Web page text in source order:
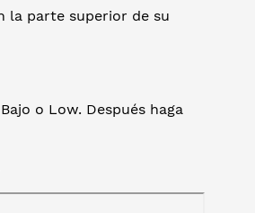
la parte superior de su
o Low. Después haga